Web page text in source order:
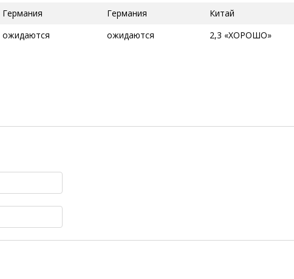
Германия Германия Китай
ожидаются ожидаются 2,3 «ХОРОШО»